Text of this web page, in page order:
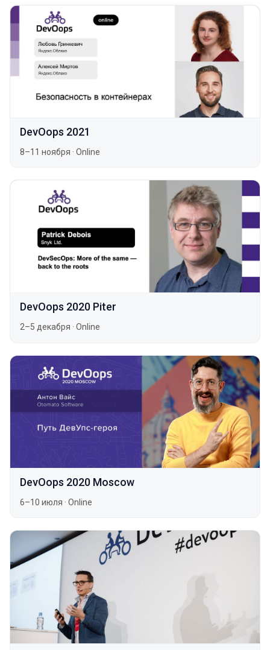
DevOops 2021
8–11 ноября · Online
DevOops 2020 Piter
2–5 декабря · Online
DevOops 2020 Moscow
6–10 июля · Online